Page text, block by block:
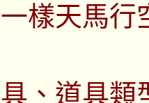
樣天馬
、道具類